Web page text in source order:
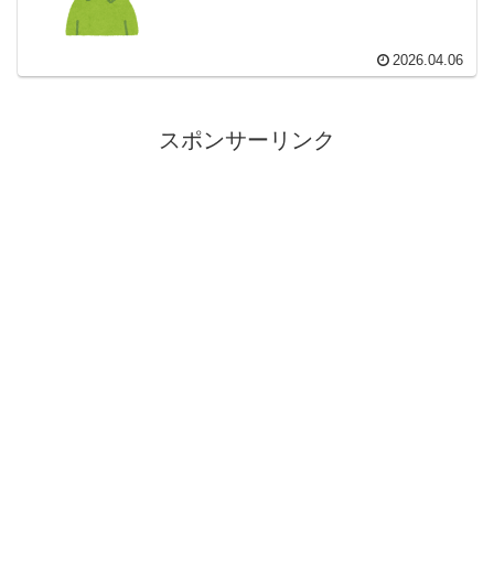
れて食欲がなく体調が最悪... 2026.04.06
スポンサーリンク